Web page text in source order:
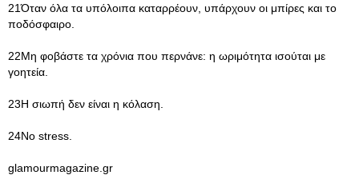
21Όταν όλα τα υπόλοιπα καταρρέουν, υπάρχουν οι μπίρες και το
ποδόσφαιρο.
22Μη φοβάστε τα χρόνια που περνάνε: η ωριμότητα ισούται με
γοητεία.
23Η σιωπή δεν είναι η κόλαση.
24No stress.
glamourmagazine.gr